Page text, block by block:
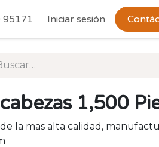
Iniciar sesión
1,500
la mas alta calidad,